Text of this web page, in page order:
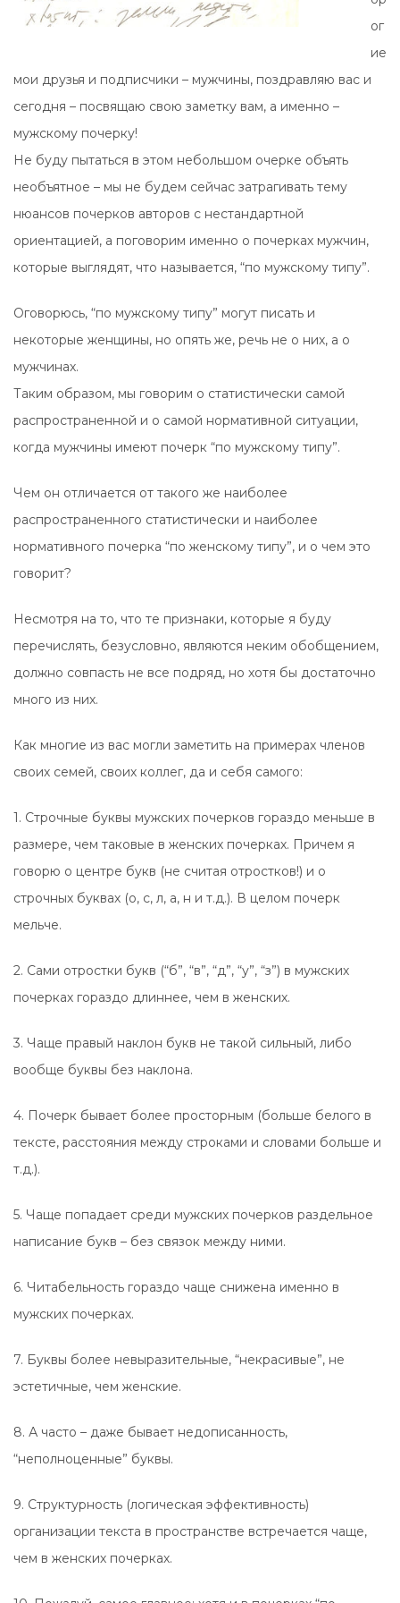
ог
ие
мои друзья и подписчики – мужчины, поздравляю вас и
сегодня – посвящаю свою заметку вам, а именно –
мужскому почерку!
Не буду пытаться в этом небольшом очерке объять
необъятное – мы не будем сейчас затрагивать тему
нюансов почерков авторов с нестандартной
ориентацией, а поговорим именно о почерках мужчин,
которые выглядят, что называется, “по мужскому типу”.
Оговорюсь, “по мужскому типу” могут писать и
некоторые женщины, но опять же, речь не о них, а о
мужчинах.
Таким образом, мы говорим о статистически самой
распространенной и о самой нормативной ситуации,
когда мужчины имеют почерк “по мужскому типу”.
Чем он отличается от такого же наиболее
распространенного статистически и наиболее
нормативного почерка “по женскому типу”, и о чем это
говорит?
Несмотря на то, что те признаки, которые я буду
перечислять, безусловно, являются неким обобщением,
должно совпасть не все подряд, но хотя бы достаточно
много из них.
Как многие из вас могли заметить на примерах членов
своих семей, своих коллег, да и себя самого:
1. Строчные буквы мужских почерков гораздо меньше в
размере, чем таковые в женских почерках. Причем я
говорю о центре букв (не считая отростков!) и о
строчных буквах (о, с, л, а, н и т.д.). В целом почерк
мельче.
2. Сами отростки букв (“б”, “в”, “д”, “у”, “з”) в мужских
почерках гораздо длиннее, чем в женских.
3. Чаще правый наклон букв не такой сильный, либо
вообще буквы без наклона.
4. Почерк бывает более просторным (больше белого в
тексте, расстояния между строками и словами больше и
т.д.).
5. Чаще попадает среди мужских почерков раздельное
написание букв – без связок между ними.
6. Читабельность гораздо чаще снижена именно в
мужских почерках.
7. Буквы более невыразительные, “некрасивые”, не
эстетичные, чем женские.
8. А часто – даже бывает недописанность,
“неполноценные” буквы.
9. Структурность (логическая эффективность)
организации текста в пространстве встречается чаще,
чем в женских почерках.